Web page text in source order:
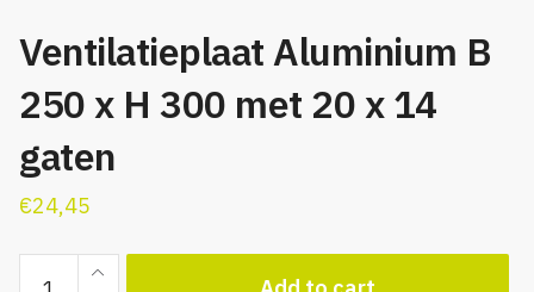
Ventilatieplaat Aluminium B
250 x H 300 met 20 x 14
gaten
€24,45
Ventilatieplaat